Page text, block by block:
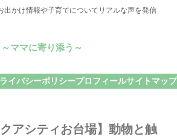
出かけ情報や子育てについてリアルな声を発信
～ママに寄り添う～
イバシーポリシープロフィールサイトマップ
クアシティお台場】動物と触